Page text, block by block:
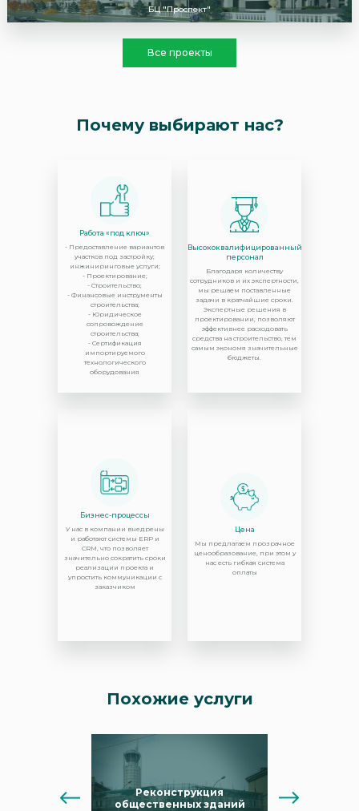
БЦ "Проспект"
Все проекты
Почему выбирают нас?
Работа «под ключ»
- Предоставление вариантов
участков под застройку;
инжиниринговые услуги;
- Проектирование;
- Строительство;
- Финансовые инструменты
строительства;
- Юридическое
сопровождение
строительства;
- Сертификация
импортируемого
технологического
оборудования
Высококвалифицированный
персонал
Благодаря количеству
сотрудников и их экспертности,
мы решаем поставленные
задачи в кратчайшие сроки.
Экспертные решения в
проектировании, позволяют
эффективнее расходовать
средства на строительство, тем
самым экономя значительные
бюджеты.
Бизнес-процессы
У нас в компании внедрены
и работают системы ERP и
CRM, что позволяет
значительно сократить сроки
реализации проекта и
упростить коммуникации с
заказчиком
Цена
Мы предлагаем прозрачное
ценообразование, при этом у
нас есть гибкая система
оплаты
Похожие услуги
Previous
Реконструкция
общественных зданий
Next